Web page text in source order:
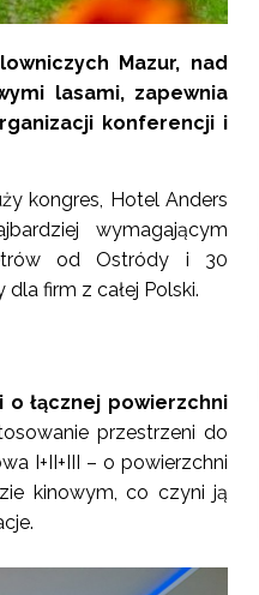
Mazur, nad
lasami, zapewnia
konferencji i
kongres, Hotel Anders
wymagającym
od Ostródy i 30
firm z całej Polski.
łącznej powierzchni
przestrzeni do
I+II+III – o powierzchni
kinowym, co czyni ją